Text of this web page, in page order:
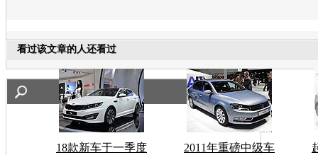
看过该文章的人还看过
18款新车于一季度
2011年重磅中级车